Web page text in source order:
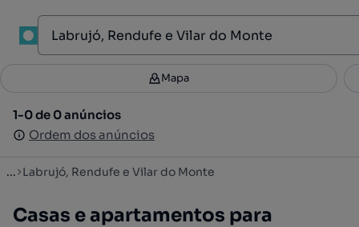
Filtros 1
1-0 de 0 anúncios
Ordem dos anúncios
Mapa
1-0 de 0 anúncios
Ordem dos anúncios
... Labrujó, Rendufe e Vilar do Monte
Casas e apartamentos para